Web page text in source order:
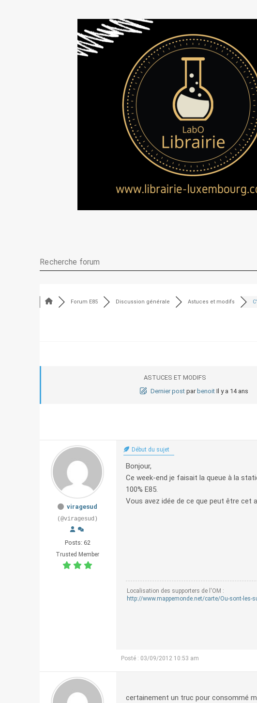
Forum E85 Discussion générale Astuces et modifs
ASTUCES ET MODIFS
Dernier post par benoit Il y a 14 ans
viragesud
(@viragesud)
Posts: 62
Trusted Member
Début du sujet
Bonjour,
Ce week-end je faisait la queue à la
100% E85.
Vous avez idée de ce que peut être cet
Localisation des supporters de l'OM :
http://www.mappemonde.net/carte/Ou-sont-les-
Posté : 03/09/2012 10:53 am
certainement un truc pour consommé